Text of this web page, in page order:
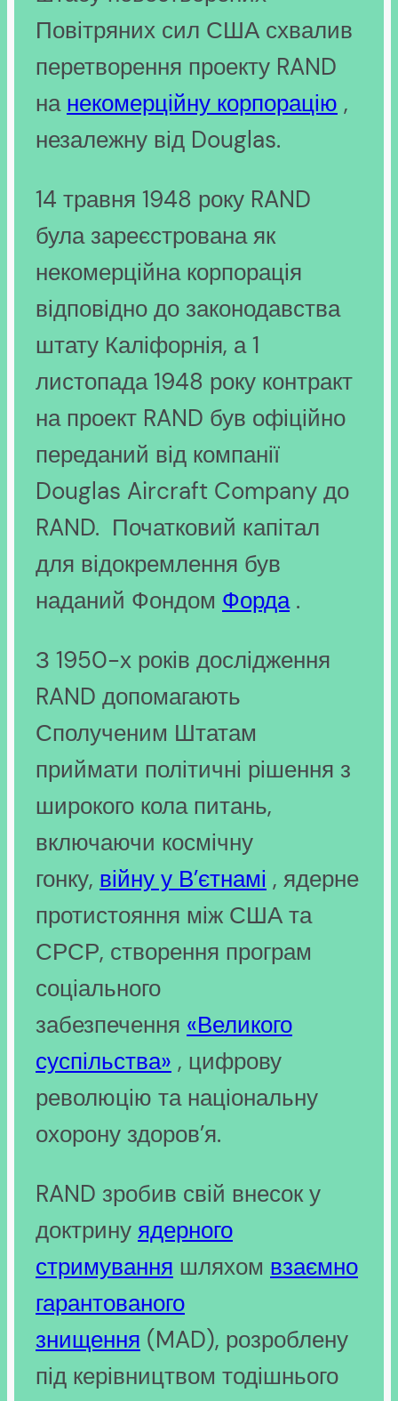
Повітряних сил США схвалив
перетворення проекту RAND
на некомерційну корпорацію ,
незалежну від Douglas.
14 травня 1948 року RAND
була зареєстрована як
некомерційна корпорація
відповідно до законодавства
штату Каліфорнія, а 1
листопада 1948 року контракт
на проект RAND був офіційно
переданий від компанії
Douglas Aircraft Company до
RAND. Початковий капітал
для відокремлення був
наданий Фондом Форда.
З 1950-х років дослідження
RAND допомагають
Сполученим Штатам
приймати політичні рішення з
широкого кола питань,
включаючи космічну
гонку, війну у В’єтнамі , ядерне
протистояння між США та
СРСР, створення програм
соціального
забезпечення «Великого
суспільства» , цифрову
революцію та національну
охорону здоров’я.
RAND зробив свій внесок у
доктрину ядерного
стримування шляхом взаємно
гарантованого
знищення (MAD), розроблену
під керівництвом тодішнього